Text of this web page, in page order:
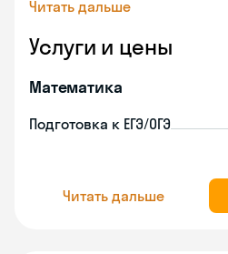
Читать дальше
Услуги и цены
Математика
Подготовка к ЕГЭ/ОГЭ
Читать дальше